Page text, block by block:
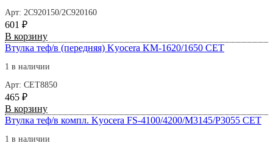
KM-
1620/1650
(2C920160)
Арт: 2C920150/2C920160
601 ₽
Количество
товара
теф/
в
(комплект)
Kyocera
KM-
1620/2020/180/181/220/221
В корзину
Втулка теф/в (передняя) Kyocera KM-1620/1650 СET
1 в наличии
Арт: СET8850
465 ₽
Количество
товара
теф/
В корзину
Втулка теф/в компл. Kyocera FS-4100/4200/M3145/P3055 CET
1 в наличии